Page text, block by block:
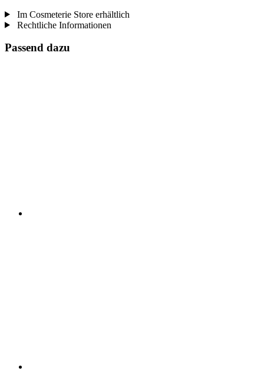
Im Cosmeterie Store erhältlich
Rechtliche Informationen
Passend dazu